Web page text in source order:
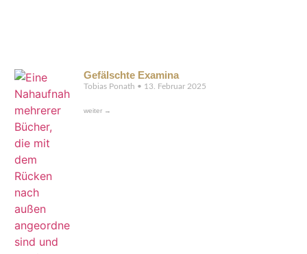
Gefälschte Examina
Tobias Ponath 13. Februar 2025
weiter →